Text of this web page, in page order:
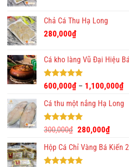
Chả Cá Thu Hạ Long
280,000₫
Cá kho làng Vũ Đại Hiệu
Được xếp
hạng
4.93
5 sao
600,000₫ – 1,100,000₫
Cá thu một nắng Hạ Long
Được xếp
hạng
5.00
5 sao
300,000₫ Giá
là:
300,000₫.
280,000₫Giá
tại
Hộp Cá Chỉ Vàng Bá Kiến